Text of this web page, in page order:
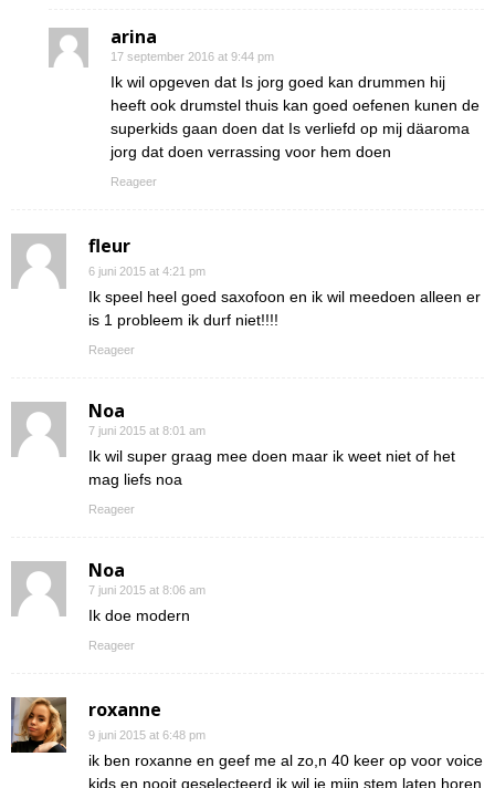
arina
17 september 2016 at 9:44 pm
Ik wil opgeven dat Is jorg goed kan drummen hij
heeft ook drumstel thuis kan goed oefenen kunen de
superkids gaan doen dat Is verliefd op mij däaroma
jorg dat doen verrassing voor hem doen
Reageer
fleur
6 juni 2015 at 4:21 pm
Ik speel heel goed saxofoon en ik wil meedoen alleen er
is 1 probleem ik durf niet!!!!
Reageer
Noa
7 juni 2015 at 8:01 am
Ik wil super graag mee doen maar ik weet niet of het
mag liefs noa
Reageer
Noa
7 juni 2015 at 8:06 am
Ik doe modern
Reageer
roxanne
9 juni 2015 at 6:48 pm
ik ben roxanne en geef me al zo,n 40 keer op voor voice
kids en nooit geselecteerd ik wil je mijn stem laten horen